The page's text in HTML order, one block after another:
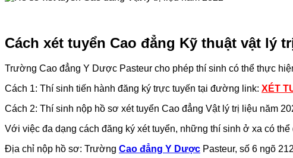
Cách xét tuyển Cao đẳng Kỹ thuật vật lý
Trường Cao đẳng Y Dược Pasteur cho phép thí sinh có thể thực
Cách 1: Thí sinh tiến hành đăng ký trực tuyến tại đường link: XÉT
Cách 2: Thí sinh nộp hồ sơ xét tuyển Cao đẳng Vật lý trị liệu năm
Với việc đa dạng cách đăng ký xét tuyển, những thí sinh ở xa có
Địa chỉ nộp hồ sơ: Trường Cao đẳng Y Dược Pasteur, số 6 ngõ